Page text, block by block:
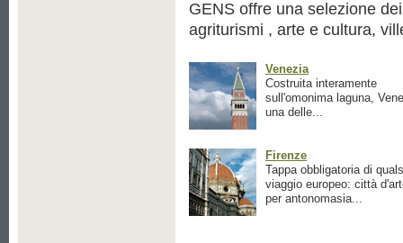
GENS offre una selezione
agriturismi , arte e cultura,
Venezia
Costruita interamente
sull'omonima laguna,
una delle...
Firenze
Tappa obbligatoria di
viaggio europeo: città
per antonomasia...